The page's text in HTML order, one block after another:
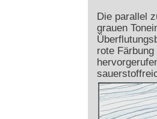
Die parallel
grauen
rote